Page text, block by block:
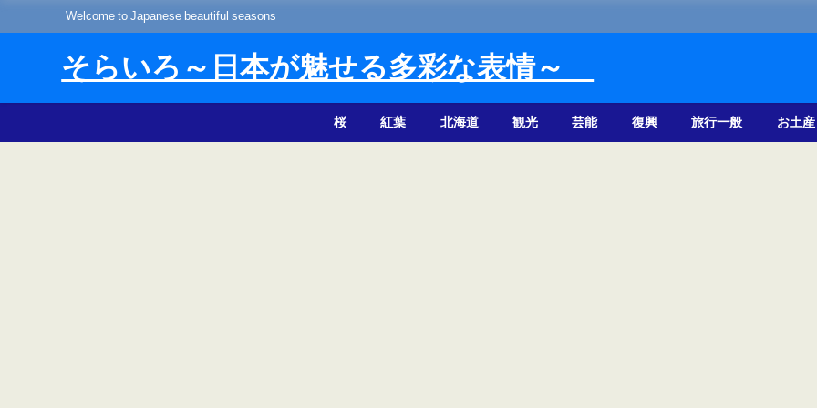
Welcome to Japanese beautiful seasons
そらいろ～日本が魅せる多彩な表情～
桜 紅葉 北海道 観光 芸能 復興 旅行一般 お土